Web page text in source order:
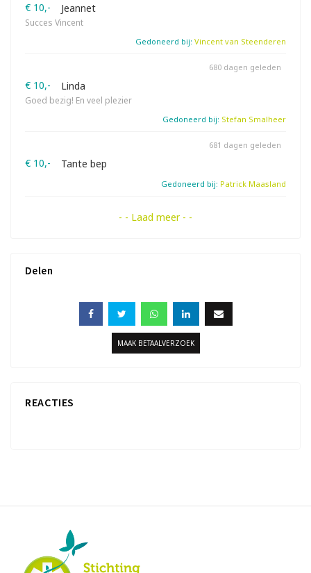
€ 10,- Jeannet
Succes Vincent
Gedoneerd bij: Vincent van Steenderen
€ 10,- Linda
Goed bezig! En veel plezier
680 dagen geleden
Gedoneerd bij: Stefan Smalheer
€ 10,- Tante bep
681 dagen geleden
Gedoneerd bij: Patrick Maasland
- - Laad meer - -
Delen
MAAK BETAALVERZOEK
REACTIES